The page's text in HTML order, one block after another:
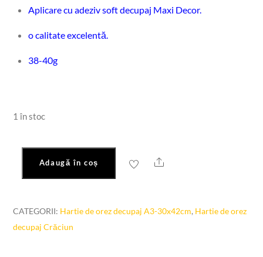
Aplicare cu adeziv soft decupaj Maxi Decor.
o calitate excelentă.
38-40g
1 în stoc
orez
Crăciun
Adaugă în coș Share
CATEGORII: Hartie de orez decupaj A3-30x42cm, Hartie de orez
decupaj Crăciun